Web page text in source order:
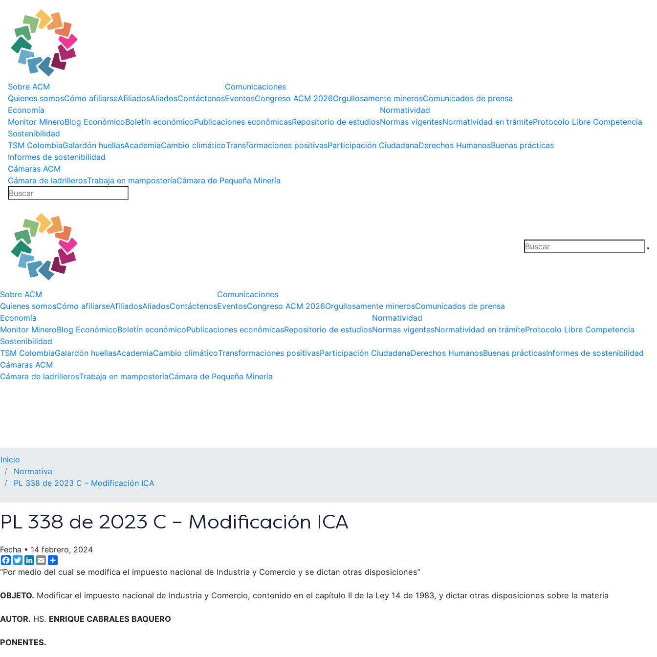
Sobre ACM
Quienes somosCómo afiliarseAfiliadosAliadosContáctenos
Comunicaciones
EventosCongreso ACM 2026Orgullosamente minerosComunicados de prensa
Economía
Monitor MineroBlog EconómicoBoletín económicoPublicaciones económicasRepositorio de estudios
Normatividad
Normas vigentesNormatividad en trámiteProtocolo Libre Competencia
Sostenibilidad
TSM ColombiaGalardón huellasAcademiaCambio climáticoTransformaciones positivasParticipación CiudadanaDerechos HumanosBuenas prácticas
Informes de sostenibilidad
Cámaras ACM
Cámara de ladrillerosTrabaja en mamposteríaCámara de Pequeña Minería
Sobre ACM
Quienes somosCómo afiliarseAfiliadosAliadosContáctenos
Comunicaciones
EventosCongreso ACM 2026Orgullosamente minerosComunicados de prensa
Economía
Monitor MineroBlog EconómicoBoletín económicoPublicaciones económicasRepositorio de estudios
Normatividad
Normas vigentesNormatividad en trámiteProtocolo Libre Competencia
Sostenibilidad
TSM ColombiaGalardón huellasAcademiaCambio climáticoTransformaciones positivasParticipación CiudadanaDerechos HumanosBuenas prácticasInformes de sostenibilidad
Cámaras ACM
Cámara de ladrillerosTrabaja en mamposteríaCámara de Pequeña Minería
Inicio
Normativa
PL 338 de 2023 C – Modificación ICA
PL 338 de 2023 C – Modificación ICA
Fecha • 14 febrero, 2024
Facebook
TwitterLinkedIn
Email
“Por medio del cual se modifica el impuesto nacional de Industria y Comercio y se dictan otras disposiciones”
OBJETO. Modificar el impuesto nacional de Industria y Comercio, contenido en el capítulo II de la Ley 14 de 1983, y dictar otras disposiciones sobre la materia
AUTOR. HS. ENRIQUE CABRALES BAQUERO
PONENTES.